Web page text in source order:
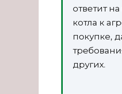
ответит
котла к
покупке,
других.